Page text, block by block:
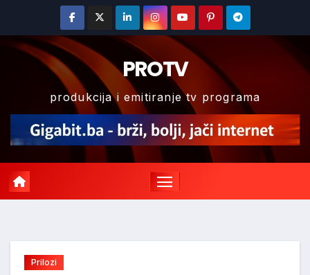
content
PROTV
produkcija i emitiranje tv programa
Prilozi